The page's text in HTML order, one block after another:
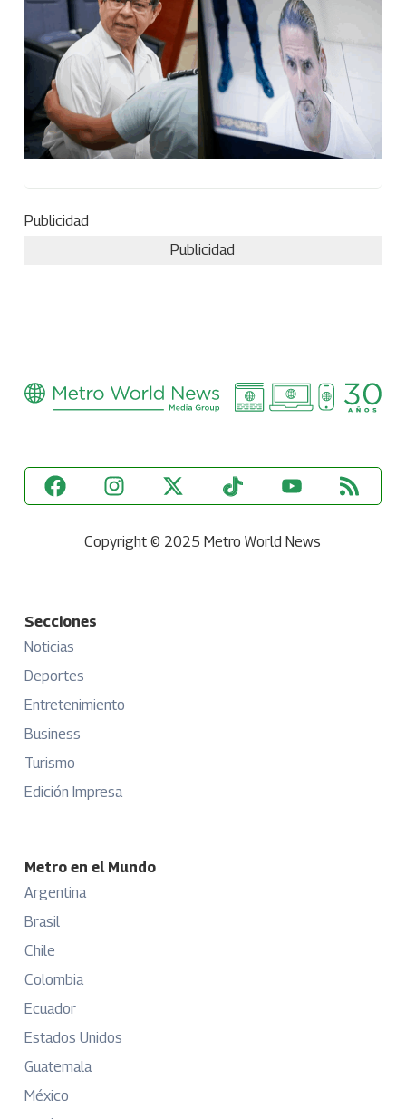
Publicidad
Publicidad
Copyright © 2025 Metro World News
Secciones
Noticias
Deportes
Entretenimiento
Business
Turismo
Edición Impresa
Metro en el Mundo
Argentina
Brasil
Chile
Colombia
Ecuador
Estados Unidos
Guatemala
México